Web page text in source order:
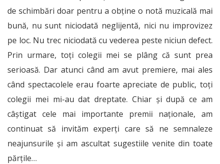
de schimbări doar pentru a obține o notă muzicală mai
bună, nu sunt niciodată neglijentă, nici nu improvizez
pe loc. Nu trec niciodată cu vederea peste niciun defect.
Prin urmare, toți colegii mei se plâng că sunt prea
serioasă. Dar atunci când am avut premiere, mai ales
când spectacolele erau foarte apreciate de public, toți
colegii mei mi-au dat dreptate. Chiar și după ce am
câștigat cele mai importante premii naționale, am
continuat să invităm experți care să ne semnaleze
neajunsurile și am ascultat sugestiile venite din toate
părțile…